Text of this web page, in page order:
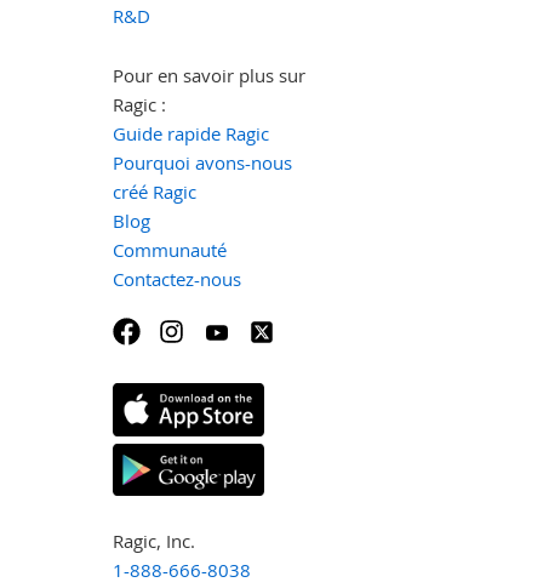
R&D
Pour en savoir plus sur
Ragic :
Guide rapide Ragic
Pourquoi avons-nous
créé Ragic
Blog
Communauté
Contactez-nous
Ragic, Inc.
1-888-666-8038